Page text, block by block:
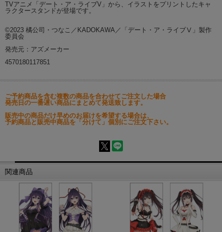
TVアニメ「デート・ア・ライブV」から、イラストをプリントしたキャ
ラクタースタンドが登場です。
©2023 橘公司・つなこ／KADOKAWA／「デート・ア・ライブⅤ」製作
委員会
発売元：アズメーカー
4570180117851
ご予約商品を含む複数の商品を合わせてご注文した場合
発売日の一番遅い商品にまとめて発送致します。
販売中の商品だけ早めのお届けを希望する場合は、
予約商品と販売中商品を「分けて」個別にご注文下さい。
関連商品